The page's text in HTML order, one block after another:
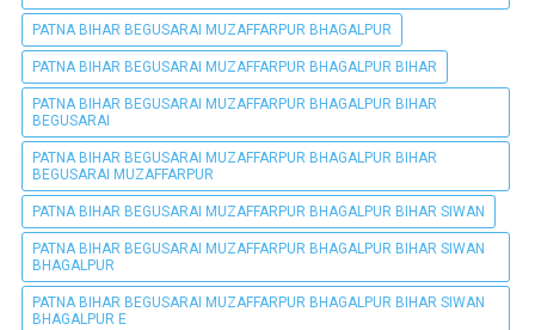
PATNA BIHAR BEGUSARAI MUZAFFARPUR BHAGALPUR
PATNA BIHAR BEGUSARAI MUZAFFARPUR BHAGALPUR BIHAR
PATNA BIHAR BEGUSARAI MUZAFFARPUR BHAGALPUR BIHAR
BEGUSARAI
PATNA BIHAR BEGUSARAI MUZAFFARPUR BHAGALPUR BIHAR
BEGUSARAI MUZAFFARPUR
PATNA BIHAR BEGUSARAI MUZAFFARPUR BHAGALPUR BIHAR SIWAN
PATNA BIHAR BEGUSARAI MUZAFFARPUR BHAGALPUR BIHAR SIWAN
BHAGALPUR
PATNA BIHAR BEGUSARAI MUZAFFARPUR BHAGALPUR BIHAR SIWAN
BHAGALPUR E